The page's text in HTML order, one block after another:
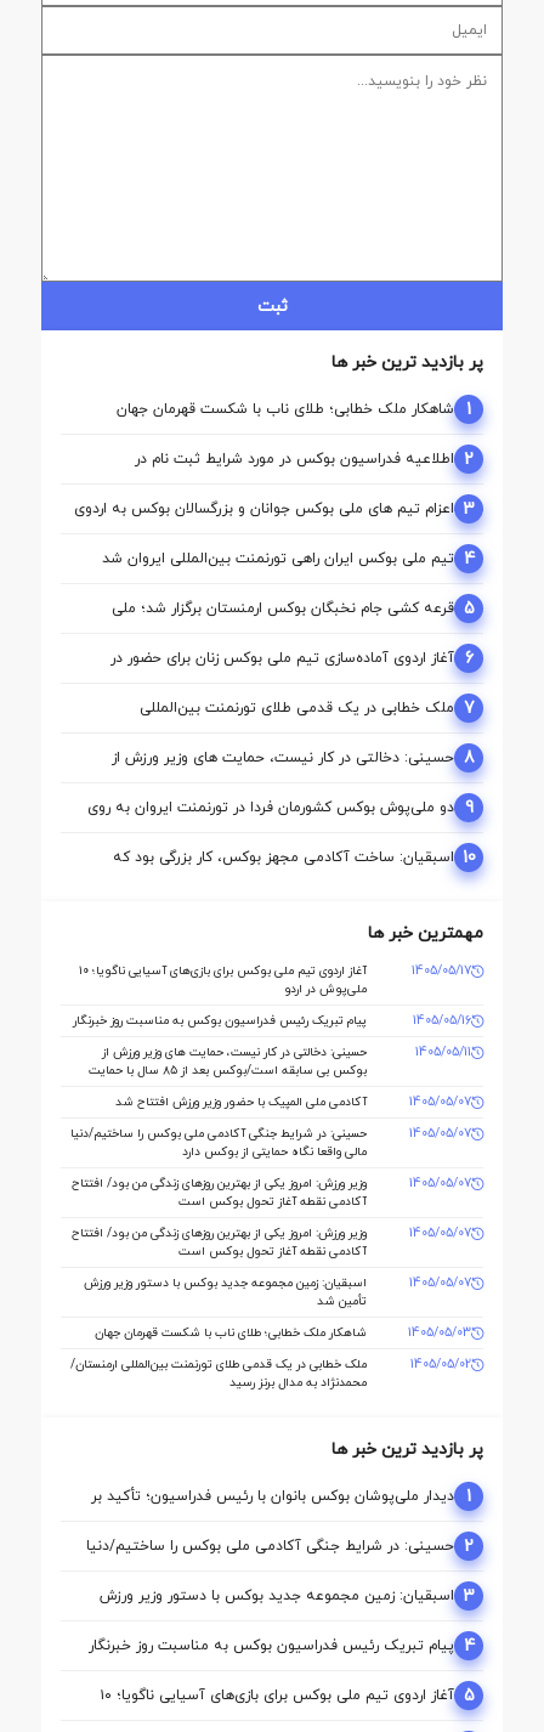
ثبت
پر بازدید ترین خبر ها
1 شاهکار ملک‌ خطابی؛ طلای ناب با شکست قهرمان جهان
2 اطلاعیه فدراسیون بوکس در مورد شرایط ثبت نام در
کمیسیون ها
3 اعزام تیم ‌های ملی بوکس جوانان و بزرگسالان بوکس به اردوی
مشترک ازبکستان
4 تیم ملی بوکس ایران راهی تورنمنت بین‌المللی ایروان شد
5 قرعه‌ کشی جام نخبگان بوکس ارمنستان برگزار شد؛ ملی‌
پوشان ایران حریفان خود را شناختند
6 آغاز اردوی آماده‌سازی تیم ملی بوکس زنان برای حضور در
بازی‌های آسیایی ناگویا
7 ملک‌ خطابی در یک قدمی طلای تورنمنت بین‌المللی
ارمنستان/ محمدنژاد به مدال برنز رسید
8 حسینی: دخالتی در کار نیست، حمایت های وزیر ورزش از
مالی صاحب خانه می شود 9 دو ملی‌پوش بوکس کشورمان فردا در تورنمنت ایروان به روی
رینگ می‌روند
10 اسبقیان: ساخت آکادمی مجهز بوکس، کار بزرگی بود که
حسینی برای این رشته انجام داد
مهمترین خبر ها
1405/05/17
آغاز اردوی تیم ملی بوکس برای بازی‌های آسیایی ناگویا؛ ۱۰
ملی‌پوش در اردو
1405/05/16
پیام تبریک رئیس فدراسیون بوکس به مناسبت روز خبرنگار
1405/05/11
حسینی: دخالتی در کار نیست، حمایت های وزیر ورزش از
بوکس بی سابقه است/بوکس بعد از ۸۵ سال با حمایت
1405/05/07
آکادمی ملی المپیک با حضور وزیر ورزش افتتاح شد
1405/05/07
حسینی: در شرایط جنگی آکادمی ملی بوکس را ساختیم/دنیا
مالی واقعا نگاه حمایتی از بوکس دارد
1405/05/07
وزیر ورزش: امروز یکی از بهترین روزهای زندگی من بود/ افتتاح
آکادمی نقطه آغاز تحول بوکس است
1405/05/07
وزیر ورزش: امروز یکی از بهترین روزهای زندگی من بود/ افتتاح
آکادمی نقطه آغاز تحول بوکس است
1405/05/07
اسبقیان: زمین مجموعه جدید بوکس با دستور وزیر ورزش
تأمین شد
1405/05/03
شاهکار ملک‌ خطابی؛ طلای ناب با شکست قهرمان جهان
1405/05/02
ملک‌ خطابی در یک قدمی طلای تورنمنت بین‌المللی ارمنستان/
محمدنژاد به مدال برنز رسید
پر بازدید ترین خبر ها
1
دیدار ملی‌پوشان بوکس بانوان با رئیس فدراسیون؛ تأکید بر
حمایت از مسیر آماده‌ سازی برای بازی‌های آسیایی ناگویا
2 حسینی: در شرایط جنگی آکادمی ملی بوکس را ساختیم/دنیا
مالی واقعا نگاه حمایتی از بوکس دارد
3 اسبقیان: زمین مجموعه جدید بوکس با دستور وزیر ورزش
تأمین شد
4 پیام تبریک رئیس فدراسیون بوکس به مناسبت روز خبرنگار
5
آغاز اردوی تیم ملی بوکس برای بازی‌های آسیایی ناگویا؛ ۱۰
ملی‌پوش در اردو